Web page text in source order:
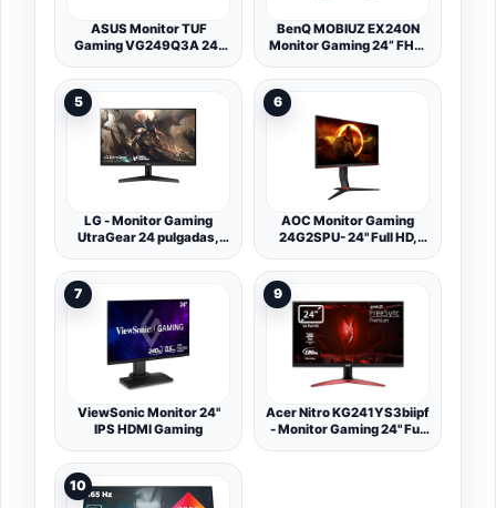
ASUS Monitor TUF
Gaming VG249Q3A 24"
180 Hz, Fast IPS, ELMB, 1
ms (GTG), FreeSync
Premium, Variable
Overdrive, 99% sRGB)
BenQ MOBIUZ EX240N
Monitor Gaming 24” FHD,
FreeSync Premium,
Altavoces 2,5W, Eye-
Care, Realistas Colores
del Juego, Light Tuner
5
LG - Monitor Gaming
UtraGear 24 pulgadas,
1000:1, 300nit, sRGB
99%, HDMI, DisplayPort,
Tecnología AMD
FreeSync Premium,
24GN600-B, Monitor LG,
para Ordenador, Color
Negro
6
AOC Monitor Gaming
24G2SPU- 24" Full HD,
FreeSync Premium
(1920x1080, 250 CD/m,
HDMI 2X 1.4, Displayport
1x1.2, USB Hub), Negro
7
ViewSonic Monitor 24"
IPS HDMI Gaming
9
Acer Nitro KG241YS3biipf
- Monitor Gaming 24" Full
10